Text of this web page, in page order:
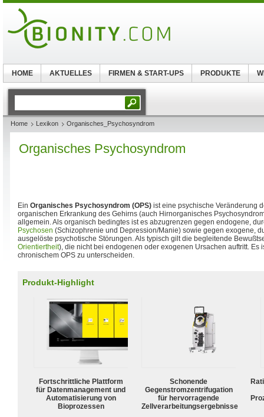
Home Lexikon Organisches_Psychosyndrom
Organisches Psychosyndrom
Ein Organisches Psychosyndrom (OPS) ist eine psychische Veränderung
organischen Erkrankung des Gehirns (auch Hirnorganisches
allgemein. Als organisch bedingtes ist es abzugrenzen gegen endogene,
Psychosen (Schizophrenie und Depression/Manie) sowie gegen exogene,
ausgelöste psychotische Störungen. Als typisch gilt die begleitende
Orientiertheit), die nicht bei endogenen oder exogenen Ursachen auftritt. Es
chronischem OPS zu unterscheiden.
Produkt-Highlight
Fortschrittliche Plattform
für Datenmanagement und
Automatisierung von
Bioprozessen
Schonende
Gegenstromzentrifugation
für hervorragende
Zellverarbeitungsergebnisse
HOME AKTUELLES FIRMEN & START-UPS PRODUKTE